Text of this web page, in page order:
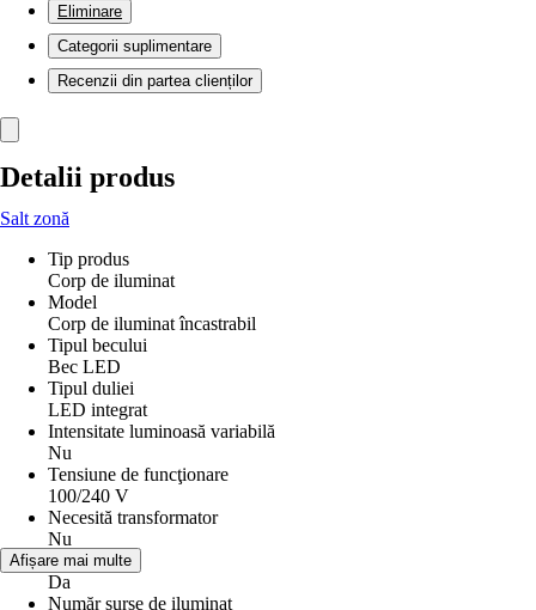
Eliminare
Categorii suplimentare
Recenzii din partea clienților
Detalii produs
Salt zonă
Tip produs
Corp de iluminat
Model
Corp de iluminat încastrabil
Tipul becului
Bec LED
Tipul duliei
LED integrat
Intensitate luminoasă variabilă
Nu
Tensiune de funcţionare
100/240 V
Necesită transformator
Nu
Bec inclus
Da
Număr surse de iluminat
Afișare mai multe